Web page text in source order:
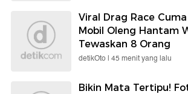
Viral Drag Race
Mobil Oleng Hantam
Tewaskan 8 Orang
detikOto | 45 menit yang lalu
Bikin Mata Tertipu!